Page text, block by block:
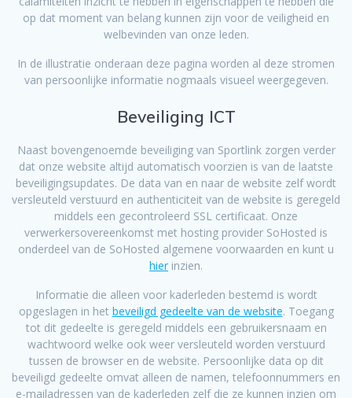
op dat moment van belang kunnen zijn voor de veiligheid en
welbevinden van onze leden.
In de illustratie onderaan deze pagina worden al deze stromen
van persoonlijke informatie nogmaals visueel weergegeven.
Beveiliging ICT
Naast bovengenoemde beveiliging van Sportlink zorgen verder
dat onze website altijd automatisch voorzien is van de laatste
beveiligingsupdates. De data van en naar de website zelf wordt
versleuteld verstuurd en authenticiteit van de website is geregeld
middels een gecontroleerd SSL certificaat. Onze
verwerkersovereenkomst met hosting provider SoHosted is
onderdeel van de SoHosted algemene voorwaarden en kunt u
hier inzien.
Informatie die alleen voor kaderleden bestemd is wordt
opgeslagen in het beveiligd gedeelte van de website. Toegang
tot dit gedeelte is geregeld middels een gebruikersnaam en
wachtwoord welke ook weer versleuteld worden verstuurd
tussen de browser en de website. Persoonlijke data op dit
beveiligd gedeelte omvat alleen de namen, telefoonnummers en
e-mailadressen van de kaderleden zelf die ze kunnen inzien om